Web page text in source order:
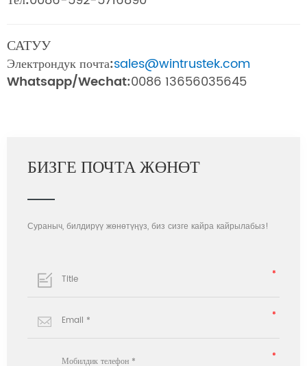
САТУУ
Электрондук почта:sales@wintrustek.com
Whatsapp/Wechat:0086 13656035645
БИЗГЕ ПОЧТА ЖӨНӨТ
Сураныч, билдирүү жөнөтүңүз, биз сизге кайра кайрылабыз!